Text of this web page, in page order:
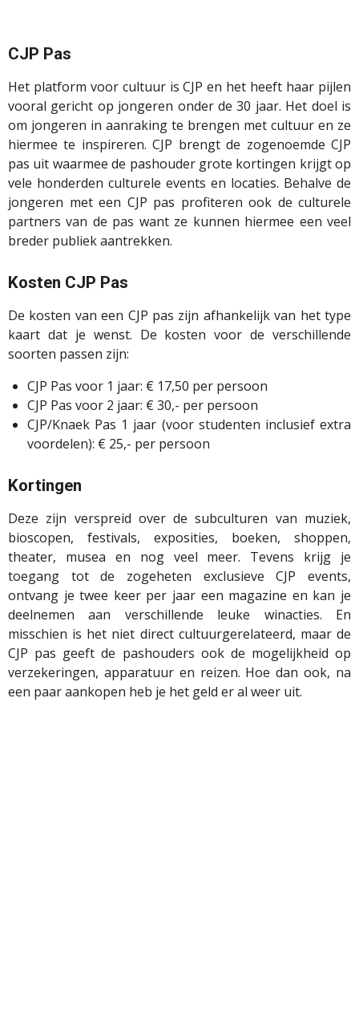
CJP Pas
Het platform voor cultuur is CJP en het heeft haar pijlen
vooral gericht op jongeren onder de 30 jaar. Het doel is
om jongeren in aanraking te brengen met cultuur en ze
hiermee te inspireren. CJP brengt de zogenoemde CJP
pas uit waarmee de pashouder grote kortingen krijgt op
vele honderden culturele events en locaties. Behalve de
jongeren met een CJP pas profiteren ook de culturele
partners van de pas want ze kunnen hiermee een veel
breder publiek aantrekken.
Kosten CJP Pas
De kosten van een CJP pas zijn afhankelijk van het type
kaart dat je wenst. De kosten voor de verschillende
soorten passen zijn:
CJP Pas voor 1 jaar: € 17,50 per persoon
CJP Pas voor 2 jaar: € 30,- per persoon
CJP/Knaek Pas 1 jaar (voor studenten inclusief extra
voordelen): € 25,- per persoon
Kortingen
Deze zijn verspreid over de subculturen van muziek,
bioscopen, festivals, exposities, boeken, shoppen,
theater, musea en nog veel meer. Tevens krijg je
toegang tot de zogeheten exclusieve CJP events,
ontvang je twee keer per jaar een magazine en kan je
deelnemen aan verschillende leuke winacties. En
misschien is het niet direct cultuurgerelateerd, maar de
CJP pas geeft de pashouders ook de mogelijkheid op
verzekeringen, apparatuur en reizen. Hoe dan ook, na
een paar aankopen heb je het geld er al weer uit.